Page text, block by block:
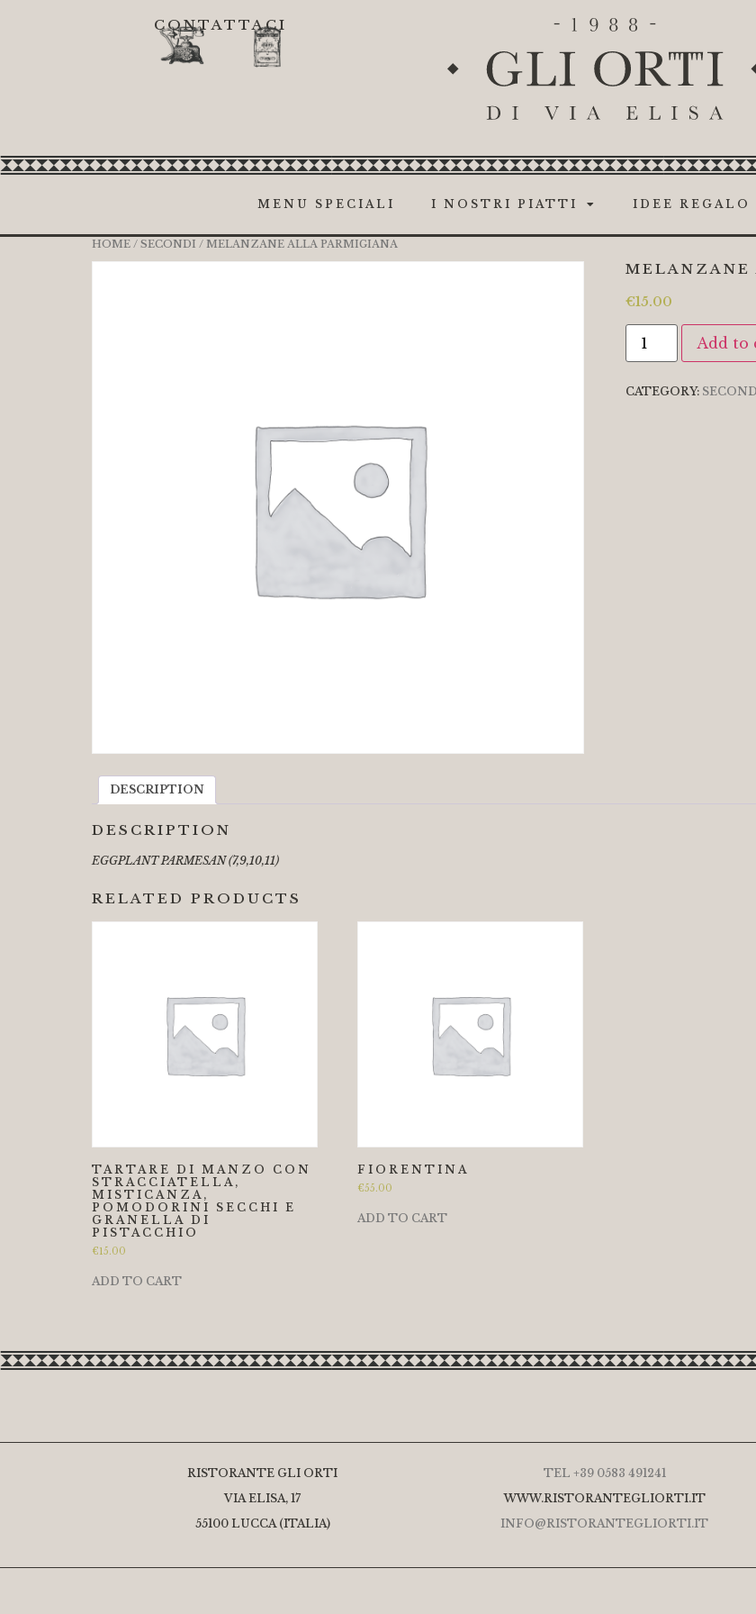
CONTATTACI
MENU SPECIALI I NOSTRI PIATTI IDEE REGALO
HOME / SECONDI / MELANZANE ALLA PARMIGIANA
MELANZANE
€15.00
Add to
CATEGORY:
DESCRIPTION
DESCRIPTION
EGGPLANT PARMESAN(7,9,10,11)
RELATED PRODUCTS
TARTARE DI MANZO CON
STRACCIATELLA,
MISTICANZA,
POMODORINI SECCHI E
GRANELLA DI
PISTACCHIO
€15.00
ADD TO CART
FIORENTINA
€55.00
ADD TO CART
RISTORANTE GLI ORTI
VIA ELISA, 17
55100 LUCCA (ITALIA)
TEL +39 0583 491241
WWW.RISTORANTEGLIORTI.IT
INFO@RISTORANTEGLIORTI.IT